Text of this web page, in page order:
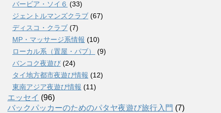
バービア・ソイ６ (33)
ジェントルマンズクラブ (67)
ディスコ・クラブ (7)
MP・マッサージ系情報 (10)
ローカル系（置屋・パブ）
(9)
バンコク夜遊び (24)
タイ地方都市夜遊び情報 (12)
東南アジア夜遊び情報 (11)
エッセイ (96)
バックパッカーのためのパタヤ夜遊び旅行入門 (7)